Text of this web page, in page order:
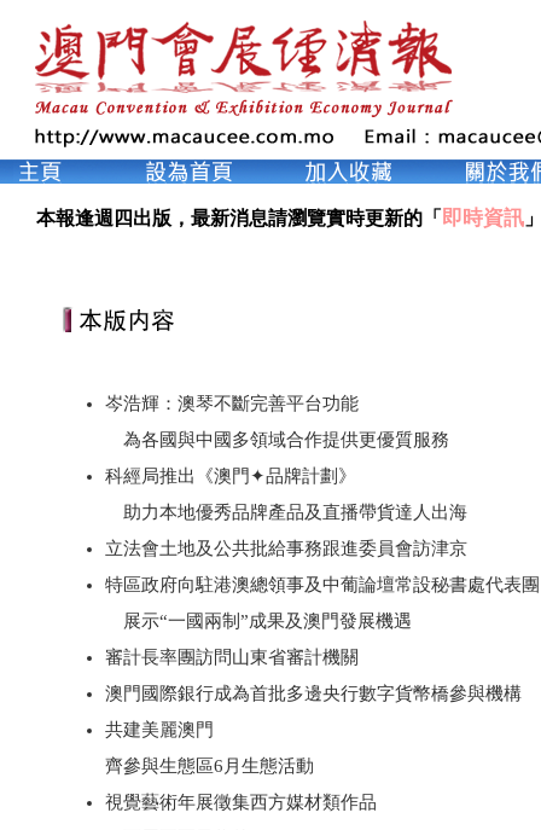
本報逢週四出版，最新消息請瀏覽實時更新的「 即時資訊
岑浩輝：澳琴不斷完善平台功能
為各國與中國多領域合作提供更優質服務
科經局推出《澳門✦品牌計劃》
助力本地優秀品牌產品及直播帶貨達人出海
立法會土地及公共批給事務跟進委員會訪津京
特區政府向駐港澳總領事及中葡論壇常設秘書處代表團
展示“一國兩制”成果及澳門發展機遇
審計長率團訪問山東省審計機關
澳門國際銀行成為首批多邊央行數字貨幣橋參與機構
共建美麗澳門
齊參與生態區6月生態活動
視覺藝術年展徵集西方媒材類作品